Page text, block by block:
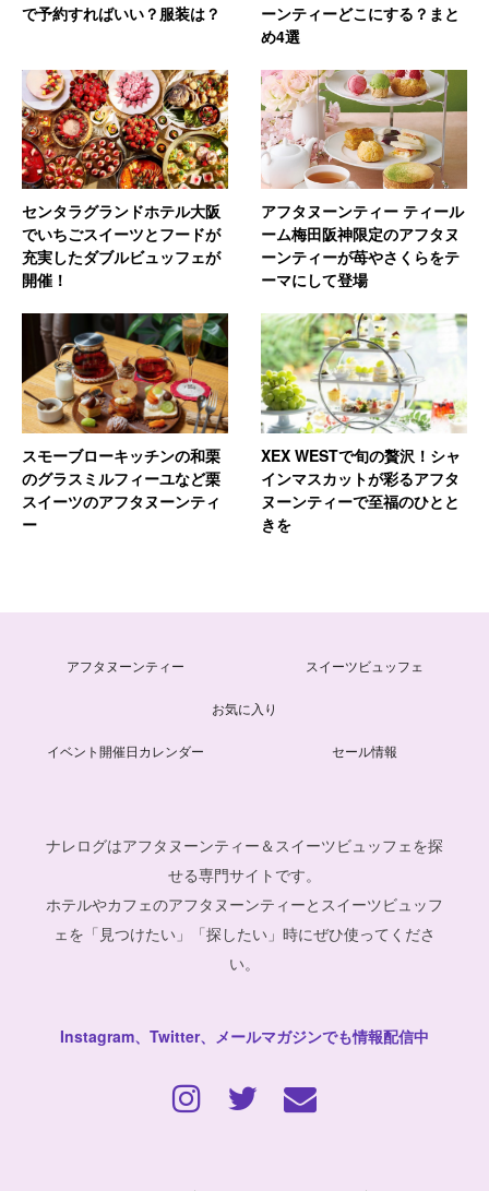
で予約すればいい？服装は？
ーンティーどこにする？まと
め4選
センタラグランドホテル大阪
でいちごスイーツとフードが
充実したダブルビュッフェが
開催！
アフタヌーンティー ティール
ーム梅田阪神限定のアフタヌ
ーンティーが苺やさくらをテ
ーマにして登場
スモーブローキッチンの和栗
のグラスミルフィーユなど栗
スイーツのアフタヌーンティ
ー
XEX WESTで旬の贅沢！シャ
インマスカットが彩るアフタ
ヌーンティーで至福のひとと
きを
アフタヌーンティー スイーツビュッフェ
お気に入り
イベント開催日カレンダー セール情報
ナレログはアフタヌーンティー＆スイーツビュッフェを探
せる専門サイトです。
ホテルやカフェのアフタヌーンティーとスイーツビュッフ
ェを「見つけたい」「探したい」時にぜひ使ってくださ
い。
Instagram、Twitter、メールマガジンでも情報配信中